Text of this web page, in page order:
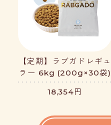
【定期】ラブガドレギュ
ラー 6kg (200g×30袋)
18,354円